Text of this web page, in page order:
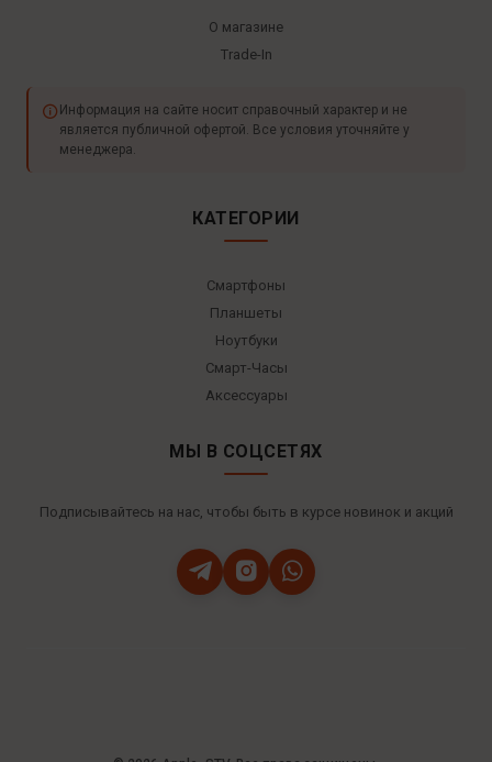
О магазине
Trade-In
Информация на сайте носит справочный характер и не
является публичной офертой. Все условия уточняйте у
менеджера.
КАТЕГОРИИ
Смартфоны
Планшеты
Ноутбуки
Смарт-Часы
Аксессуары
МЫ В СОЦСЕТЯХ
Подписывайтесь на нас, чтобы быть в курсе новинок и акций